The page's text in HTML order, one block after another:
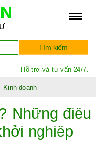
Hỗ trợ và tư vấn 24/7.
Kinh doanh
Những điêu
nghiêp